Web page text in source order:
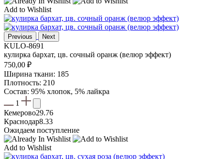
Add to Wishlist
Previous Next
KULO-8691
кулирка бархат, цв. сочный оранж (велюр эффект)
750,00 ₽
Ширина ткани: 185
Плотность: 210
Состав: 95% хлопок, 5% лайкра
1
Кемерово29.76
Краснодар8.33
Ожидаем поступление
Add to Wishlist